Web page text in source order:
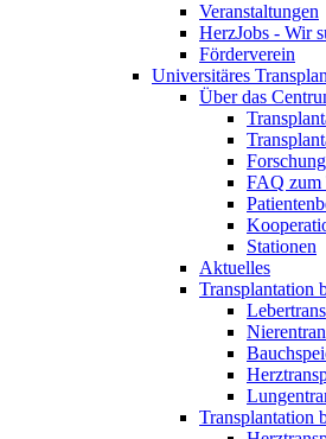
Veranstaltungen
HerzJobs - Wir
Förderverein
Universitäres
Über das
FAQ zum
Stationen
Aktuelles
Transplantation
Transplantation